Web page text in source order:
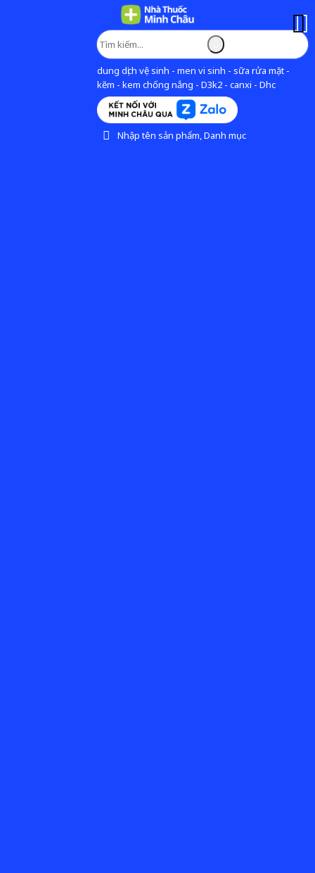
dung dịch vệ sinh - men vi sinh - sữa rửa mặt -
kẽm - kem chống nắng - D3k2 - canxi - Dhc
Nhập tên sản phẩm, Danh mục